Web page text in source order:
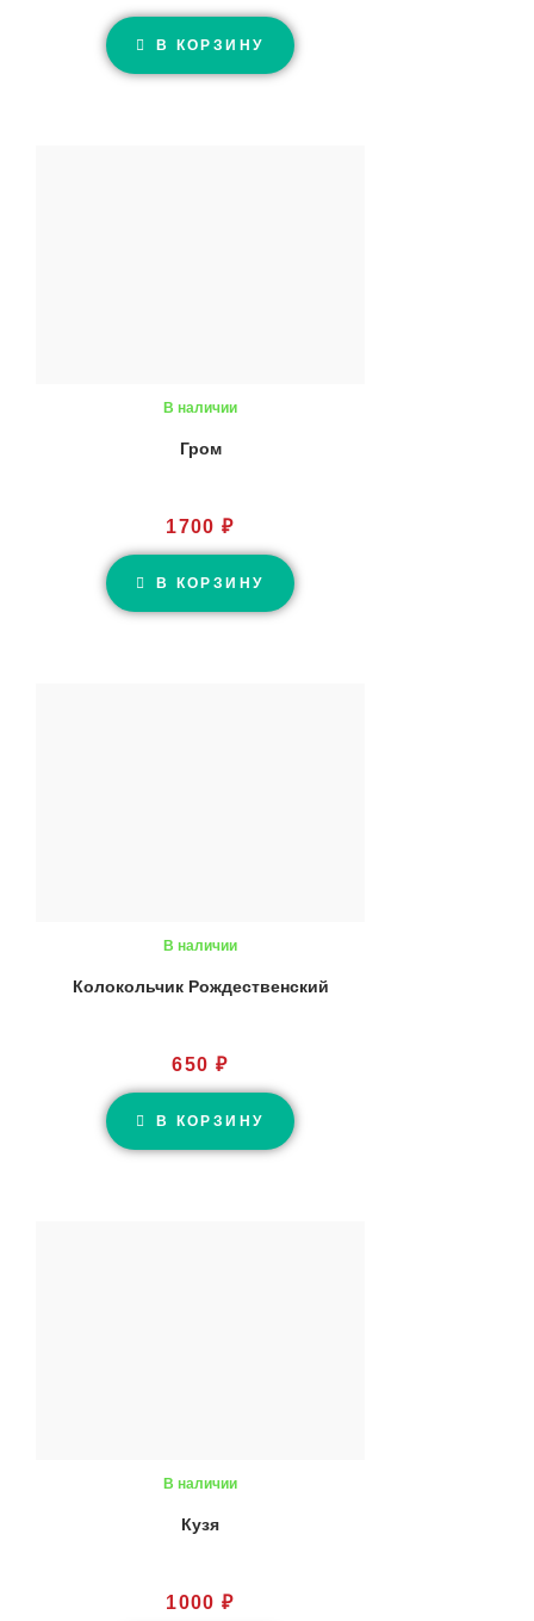
В КОРЗИНУ
В наличии
Гром
1700₽
В КОРЗИНУ
В наличии
Колокольчик Рождественский
650₽
В КОРЗИНУ
В наличии
Кузя
1000₽